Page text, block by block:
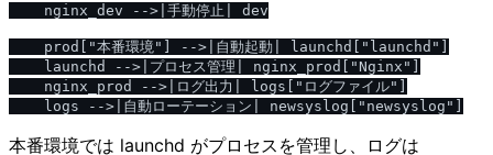
    nginx_dev -->|手動停止| dev
    prod["本番環境"] -->|自動起動| launchd["launchd"]
    launchd -->|プロセス管理| nginx_prod["Nginx"]
    nginx_prod -->|ログ出力| logs["ログファイル"]
本番環境では launchd がプロセスを管理し、ログは